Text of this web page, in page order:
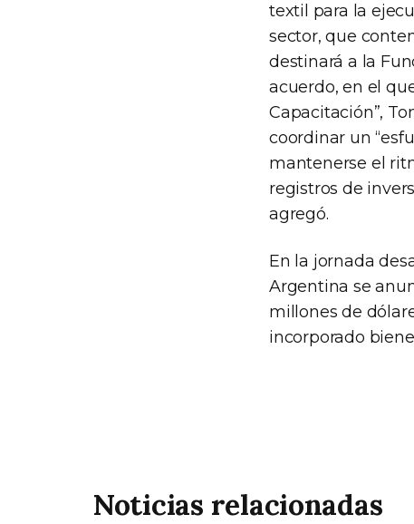
textil para la
sector, que
destinará a la
acuerdo, en el
Capacitación”,
coordinar un
mantenerse el
registros de
agregó.
En la jornada
Argentina se
millones de
incorporado
Noticias relacionadas